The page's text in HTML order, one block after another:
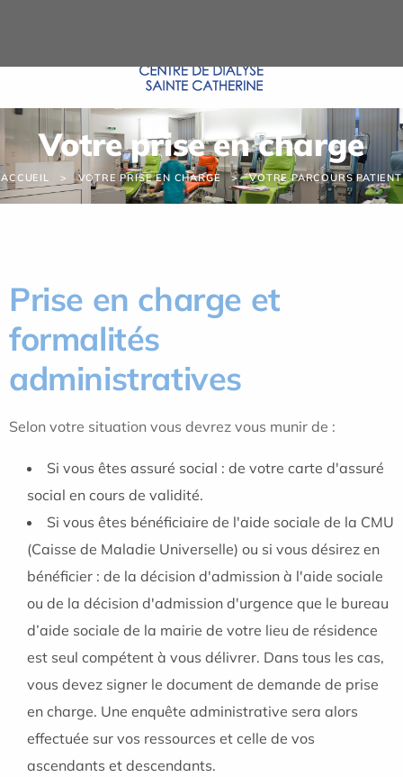
Votre prise en charge
ACCUEIL VOTRE PRISE EN CHARGE VOTRE PARCOURS PATIENT
Prise en charge et
formalités
administratives
Selon votre situation vous devrez vous munir de :
Si vous êtes assuré social : de votre carte d'assuré
social en cours de validité.
Si vous êtes bénéficiaire de l'aide sociale de la CMU
(Caisse de Maladie Universelle) ou si vous désirez en
bénéficier : de la décision d'admission à l'aide sociale
ou de la décision d'admission d'urgence que le bureau
d’aide sociale de la mairie de votre lieu de résidence
est seul compétent à vous délivrer. Dans tous les cas,
vous devez signer le document de demande de prise
en charge. Une enquête administrative sera alors
effectuée sur vos ressources et celle de vos
ascendants et descendants.